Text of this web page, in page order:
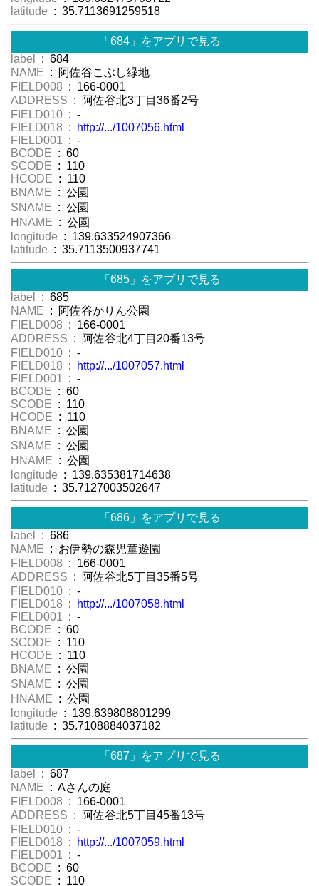
latitude : 35.7113691259518
「684」をアプリで見る
label
: 684
NAME : 阿佐谷こぶし緑地
FIELD008 : 166-0001
ADDRESS : 阿佐谷北3丁目36番2号
FIELD010 : -
FIELD018 :
http://.../1007056.html
FIELD001 : -
BCODE : 60
SCODE : 110
HCODE : 110
BNAME : 公園
SNAME : 公園
HNAME : 公園
longitude : 139.633524907366
latitude : 35.7113500937741
「685」をアプリで見る
label
: 685
NAME : 阿佐谷かりん公園
FIELD008 : 166-0001
ADDRESS : 阿佐谷北4丁目20番13号
FIELD010 : -
FIELD018 :
http://.../1007057.html
FIELD001 : -
BCODE : 60
SCODE : 110
HCODE : 110
BNAME : 公園
SNAME : 公園
HNAME : 公園
longitude : 139.635381714638
latitude : 35.7127003502647
「686」をアプリで見る
label
: 686
NAME : お伊勢の森児童遊園
FIELD008 : 166-0001
ADDRESS : 阿佐谷北5丁目35番5号
FIELD010 : -
FIELD018 :
http://.../1007058.html
FIELD001 : -
BCODE : 60
SCODE : 110
HCODE : 110
BNAME : 公園
SNAME : 公園
HNAME : 公園
longitude : 139.639808801299
latitude : 35.7108884037182
「687」をアプリで見る
label
: 687
NAME : Aさんの庭
FIELD008 : 166-0001
ADDRESS : 阿佐谷北5丁目45番13号
FIELD010 : -
FIELD018 :
http://.../1007059.html
FIELD001 : -
BCODE : 60
SCODE : 110